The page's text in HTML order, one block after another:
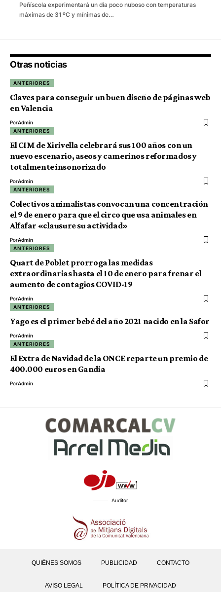
Peñíscola experimentará un día poco nuboso con temperaturas
máximas de 31 ºC y mínimas de…
Otras noticias
ANTERIORES
Claves para conseguir un buen diseño de páginas web
en Valencia
PorAdmin
ANTERIORES
El CIM de Xirivella celebrará sus 100 años con un
nuevo escenario, aseos y camerinos reformados y
totalmente insonorizado
PorAdmin
ANTERIORES
Colectivos animalistas convocan una concentración
el 9 de enero para que el circo que usa animales en
Alfafar «clausure su actividad»
PorAdmin
ANTERIORES
Quart de Poblet prorroga las medidas
extraordinarias hasta el 10 de enero para frenar el
aumento de contagios COVID-19
PorAdmin
ANTERIORES
Yago es el primer bebé del año 2021 nacido en la Safor
PorAdmin
ANTERIORES
El Extra de Navidad de la ONCE reparte un premio de
400.000 euros en Gandia
PorAdmin
Auditor
QUIÉNES SOMOS PUBLICIDAD CONTACTO
AVISO LEGAL POLÍTICA DE PRIVACIDAD